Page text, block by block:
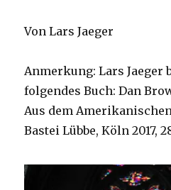
Von Lars Jaeger
Anmerkung: Lars Jaeger
folgendes Buch: Dan
Aus dem
Bastei Lübbe, Köln 2017,